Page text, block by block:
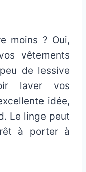
moins ? Oui,
vêtements
de lessive
laver vos
idée,
Le linge peut
à porter à